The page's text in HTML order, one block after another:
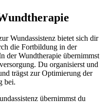
Wundassistenz bietet sich dir
die Fortbildung in der
der Wundtherapie übernimmst
Du organisierst und
trägst zur Optimierung der
bei.
übernimmst du